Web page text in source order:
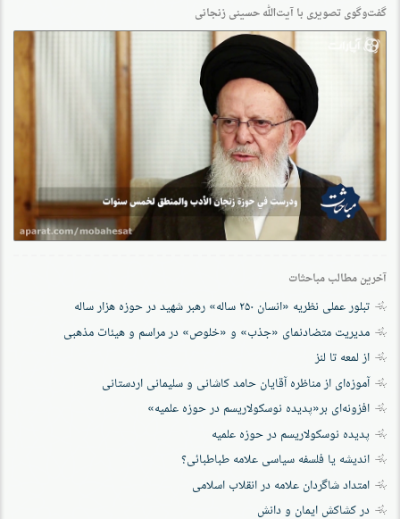
گفت‌وگو‌ی تصویری با آیت‌الله حسینی زنجانی
آخرین مطالب مباحثات
تبلور عملی نظریه «انسان ۲۵۰ ساله» رهبر شهید در حوزه هزار ساله
مدیریت متضادنمای «جذب» و «خلوص» در مراسم و هیئات مذهبی
از لمعه تا لنز
آموزه‌ای از مناظره آقایان حامد کاشانی و سلیمانی اردستانی
افزونه‌ای بر«پدیده نوسکولاریسم در حوزه‌ علمیه»
پدیده نوسکولاریسم در حوزه علمیه
اندیشه یا فلسفه سیاسی علامه طباطبائی؟
امتداد شاگردان علامه در انقلاب اسلامی
در کشاکش ایمان و دانش